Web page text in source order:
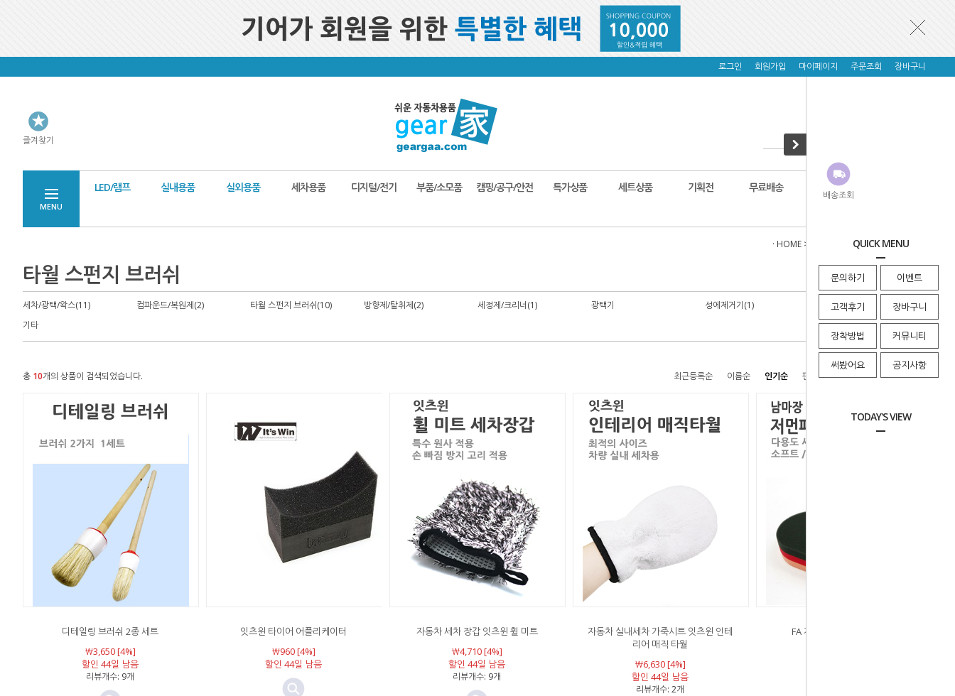
배송조회
QUICK MENU
문의하기 이벤트
고객후기 장바구니
장착방법 커뮤니티
써봤어요 공지사항
TODAY'S VIEW
로그인 회원가입 마이페이지 주문조회 장바구니
즐겨찾기
MENU
LED/램프 실내용품 실외용품 세차용품 디지털/전기 부품/소모품 캠핑/공구/안전 특가상품 세트상품 기획전 무료배송
· HOME > 타월 스펀지 브러쉬
타월 스펀지 브러쉬
세차/광택/왁스(11) 컴파운드/복원제(2) 타월 스펀지 브러쉬(10) 방향제/탈취제(2) 세정제/크리너(1) 광택기 성에제거기(1)
도색용품
기타
총 10개의 상품이 검색되었습니다. 최근등록순 이름순 인기순 판매순 높은가격순 낮은가격순
디테일링 브러쉬 2종 세트
￦3,650 [4%]
할인 44일 남음
리뷰개수: 9개
잇츠윈 타이어 어플리케이터
￦960 [4%]
할인 44일 남음
자동차 세차 장갑 잇츠윈 휠 미트
￦4,710 [4%]
할인 44일 남음
리뷰개수: 9개
자동차 실내세차 가죽시트 잇츠윈 인테
리어 매직 타월
￦6,630 [4%]
할인 44일 남음
리뷰개수: 2개
FA 자동차 셀프 세차 스펀지